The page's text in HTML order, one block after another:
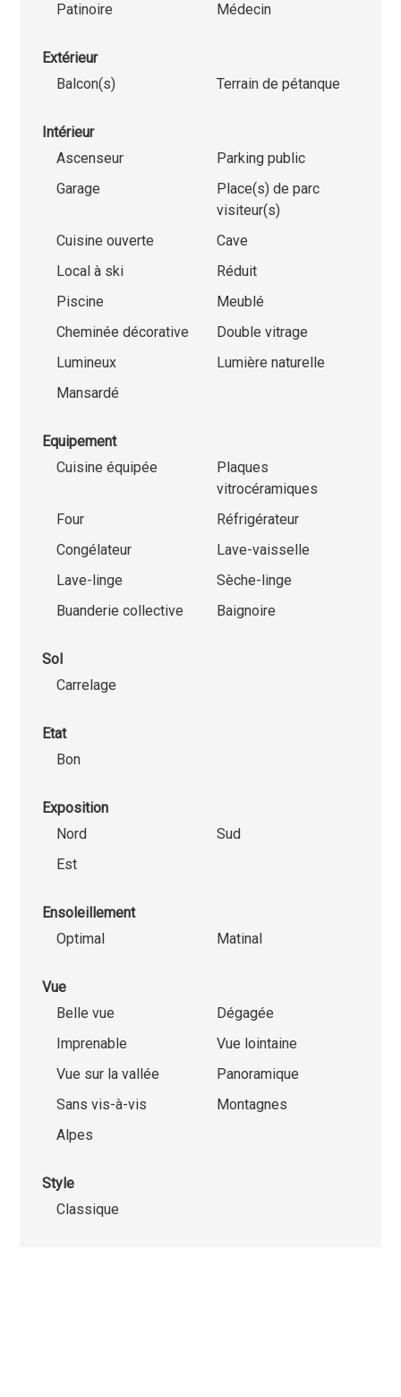
Patinoire
Médecin
Extérieur
Balcon(s)
Terrain de pétanque
Intérieur
Ascenseur
Parking public
Garage
Place(s) de parc
visiteur(s)
Cuisine ouverte
Cave
Local à ski
Réduit
Piscine
Meublé
Cheminée décorative
Double vitrage
Lumineux
Lumière naturelle
Mansardé
Equipement
Cuisine équipée
Plaques
vitrocéramiques
Four
Réfrigérateur
Congélateur
Lave-vaisselle
Lave-linge
Sèche-linge
Buanderie collective
Baignoire
Sol
Carrelage
Etat
Bon
Exposition
Nord
Sud
Est
Ensoleillement
Optimal
Matinal
Vue
Belle vue
Dégagée
Imprenable
Vue lointaine
Vue sur la vallée
Panoramique
Sans vis-à-vis
Montagnes
Alpes
Style
Classique